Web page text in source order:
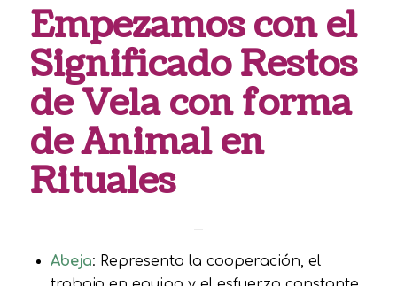
Empezamos con el
Significado Restos
de Vela con forma
de Animal en
Rituales
Abeja: Representa la cooperación, el